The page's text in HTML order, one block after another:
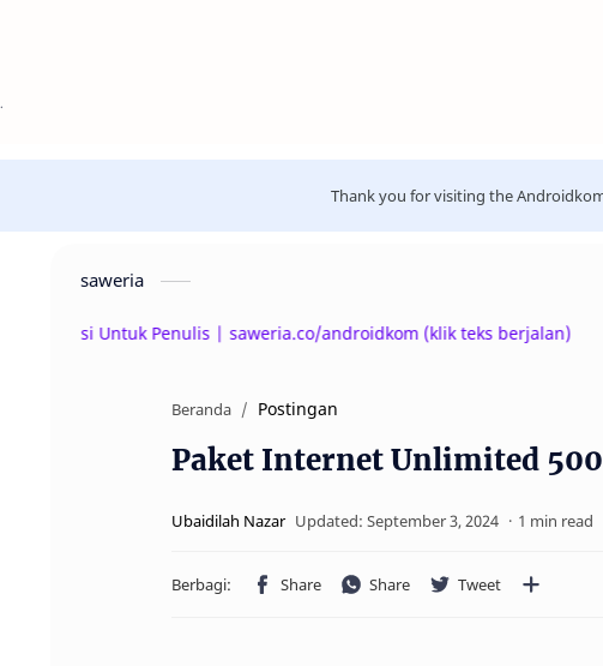
Thank you for visiting the
saweria
Untuk Penulis | saweria.co/androidkom (klik teks berjalan)
Beranda Postingan
Paket Internet Unlimited
1 min read